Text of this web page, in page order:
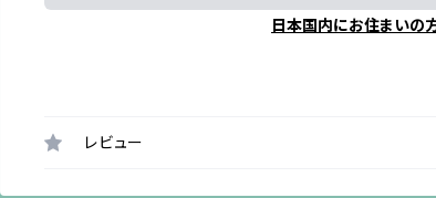
日本国内にお住まいの
レビュー